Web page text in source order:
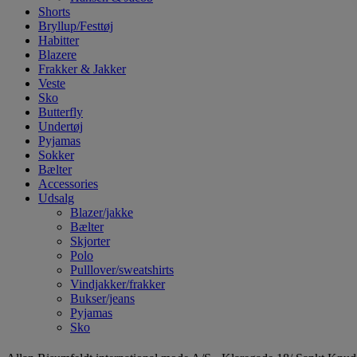
Shorts
Bryllup/Festtøj
Habitter
Blazere
Frakker & Jakker
Veste
Sko
Butterfly
Undertøj
Pyjamas
Sokker
Bælter
Accessories
Udsalg
Blazer/jakke
Bælter
Skjorter
Polo
Pulllover/sweatshirts
Vindjakker/frakker
Bukser/jeans
Pyjamas
Sko